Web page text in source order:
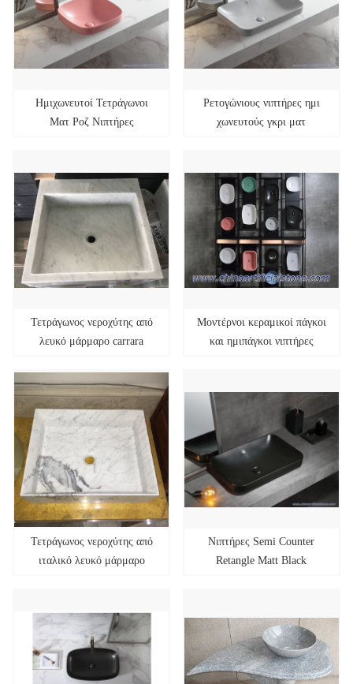
Ημιχωνευτοί Τετράγωνοι
Ματ Ροζ Νιπτήρες
Ρετογώνιους νιπτήρες ημι
χωνευτούς γκρι ματ
Τετράγωνος νεροχύτης από
λευκό μάρμαρο carrara
Μοντέρνοι κεραμικοί πάγκοι
και ημιπάγκοι νιπτήρες
Τετράγωνος νεροχύτης από
ιταλικό λευκό μάρμαρο
Νιπτήρες Semi Counter
Retangle Matt Black